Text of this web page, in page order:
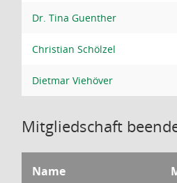
Dr. Tina Guenther
Christian Schölzel
Dietmar Viehöver
Mitgliedschaft
Name